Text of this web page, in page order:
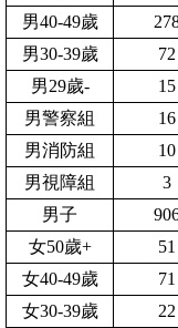
男40-49歲
男30-39歲
72
男29歲-
15
男警察組
16
男消防組
10
男視障組
3
男子
女50歲+
51
女40-49歲
71
女30-39歲
22